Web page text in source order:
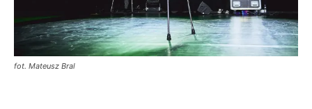
fot. Mateusz Bral